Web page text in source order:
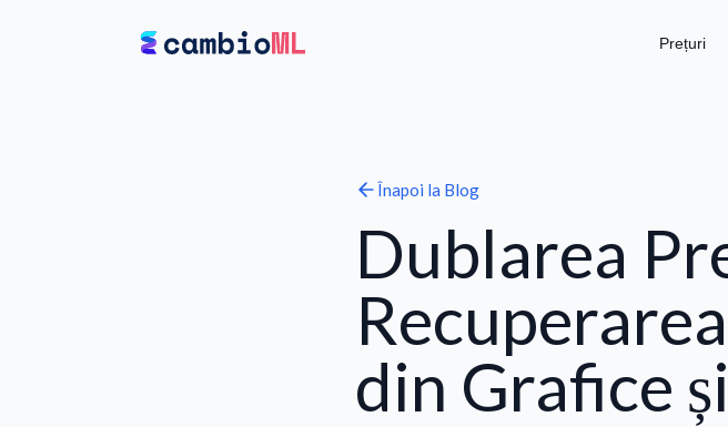
Prețuri
Înapoi la Blog
Dublarea
din Grafice